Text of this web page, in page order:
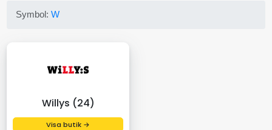
Symbol:W
Willys (24)
Visa butik →